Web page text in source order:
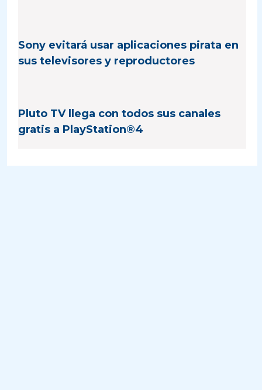
Sony evitará usar aplicaciones pirata en
sus televisores y reproductores
Pluto TV llega con todos sus canales
gratis a PlayStation®4